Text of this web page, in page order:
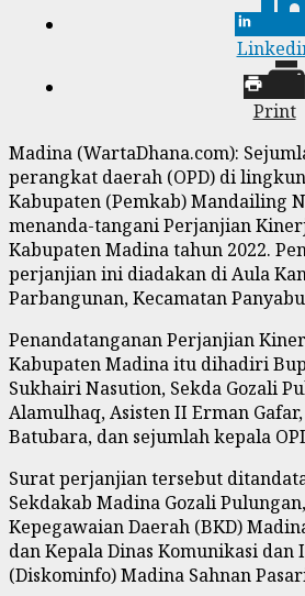
Print
Madina (WartaDhana.com):
perangkat daerah (OPD) di
Kabupaten (Pemkab) Mandailing
menanda-tangani Perjanjian
Kabupaten Madina tahun 2022.
perjanjian ini diadakan di Aula
Parbangunan, Kecamatan
Penandatanganan Perjanjian
Kabupaten Madina itu dihadiri
Sukhairi Nasution, Sekda Gozali
Alamulhaq, Asisten II Erman
Batubara, dan sejumlah kepala
Surat perjanjian tersebut
Sekdakab Madina Gozali
Kepegawaian Daerah (BKD)
dan Kepala Dinas Komunikasi
(Diskominfo) Madina Sahnan